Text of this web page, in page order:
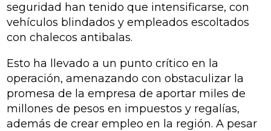
seguridad han tenido que intensificarse, con
vehículos blindados y empleados escoltados
con chalecos antibalas.
Esto ha llevado a un punto crítico en la
operación, amenazando con obstaculizar la
promesa de la empresa de aportar miles de
millones de pesos en impuestos y regalías,
además de crear empleo en la región. A pesar